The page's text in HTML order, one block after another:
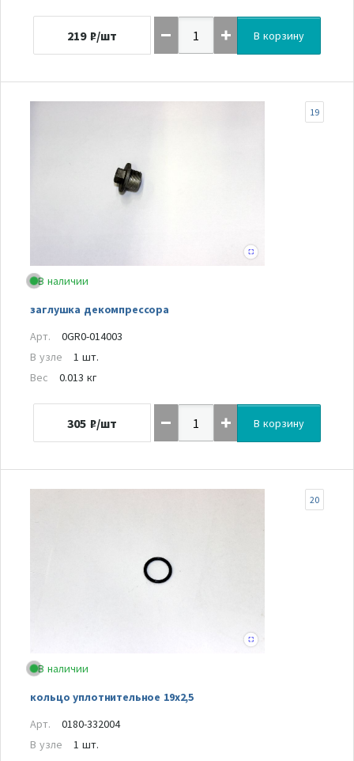
219 ₽/шт В корзину
В наличии
заглушка декомпрессора
19
Арт.
0GR0-014003
В узле
1 шт.
Вес
0.013 кг
305 ₽/шт В корзину
В наличии
кольцо уплотнительное 19х2,5
20
Арт.
0180-332004
В узле
1 шт.